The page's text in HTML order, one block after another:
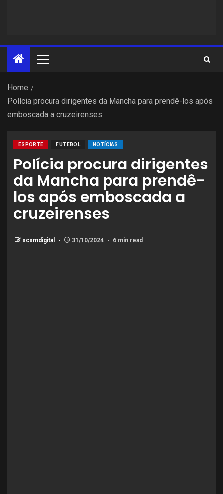
Home
Polícia procura dirigentes da Mancha para prendê-los após
emboscada a cruzeirenses
ESPORTE FUTEBOL NOTÍCIAS
Polícia procura dirigentes
da Mancha para prendê-
los após emboscada a
cruzeirenses
scsmdigital 31/10/2024 6 min read